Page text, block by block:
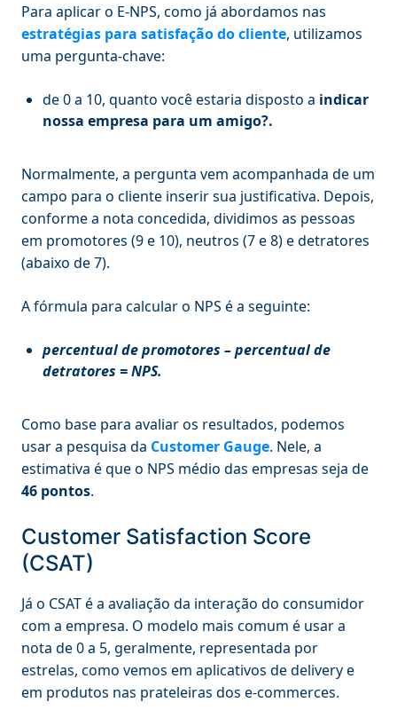
Para aplicar o E-NPS, como já abordamos nas
estratégias para satisfação do cliente, utilizamos
uma pergunta-chave:
de 0 a 10, quanto você estaria disposto a indicar
nossa empresa para um amigo?.
Normalmente, a pergunta vem acompanhada de um
campo para o cliente inserir sua justificativa. Depois,
conforme a nota concedida, dividimos as pessoas
em promotores (9 e 10), neutros (7 e 8) e detratores
(abaixo de 7).
A fórmula para calcular o NPS é a seguinte:
percentual de promotores – percentual de
detratores = NPS.
Como base para avaliar os resultados, podemos
usar a pesquisa da Customer Gauge. Nele, a
estimativa é que o NPS médio das empresas seja de
46 pontos.
Customer Satisfaction Score
(CSAT)
Já o CSAT é a avaliação da interação do consumidor
com a empresa. O modelo mais comum é usar a
nota de 0 a 5, geralmente, representada por
estrelas, como vemos em aplicativos de delivery e
em produtos nas prateleiras dos e-commerces.